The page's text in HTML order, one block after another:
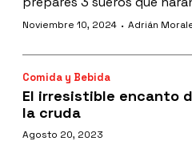
Noviembre 10, 2024 · Adrián
Comida y Bebida
El irresistible encanto
la cruda
Agosto 20, 2023